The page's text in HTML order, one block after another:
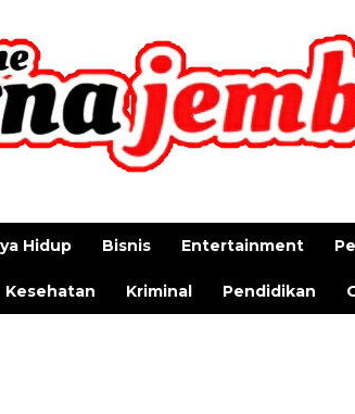
Hidup Bisnis Entertainment
Kesehatan Kriminal Pendidikan